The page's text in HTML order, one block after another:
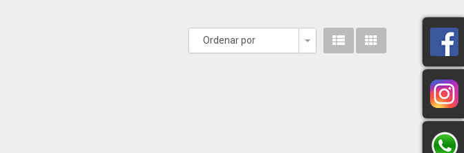
Ordenar por
Toggle Dropdown